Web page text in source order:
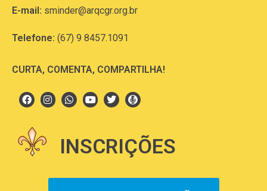
E-mail: sminder@arqcgr.org.br
Telefone: (67) 9 8457.1091
CURTA, COMENTA, COMPARTILHA!
INSCRIÇÕES